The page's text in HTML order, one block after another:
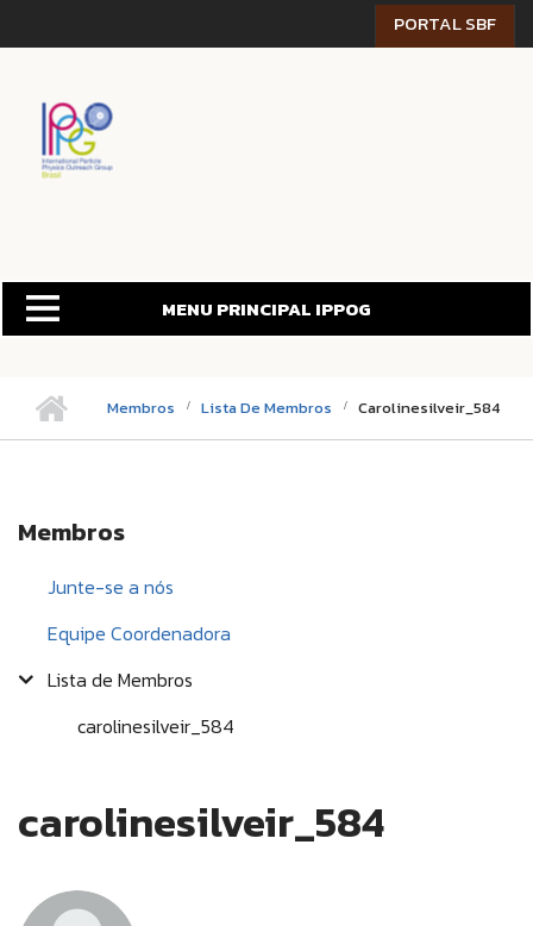
PORTAL SBF
MENU PRINCIPAL IPPOG
Membros Lista De Membros Carolinesilveir_584
Membros
Junte-se a nós
Equipe Coordenadora
Lista de Membros
carolinesilveir_584
carolinesilveir_584